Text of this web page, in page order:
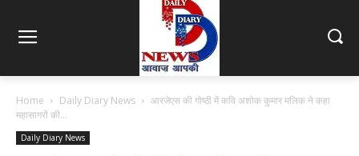
Home Daily Diary News
आरजेएस की गोष्ठी में कवि अशोक कुमार मलिक ने कहा
महासागरों की...
Daily Diary News